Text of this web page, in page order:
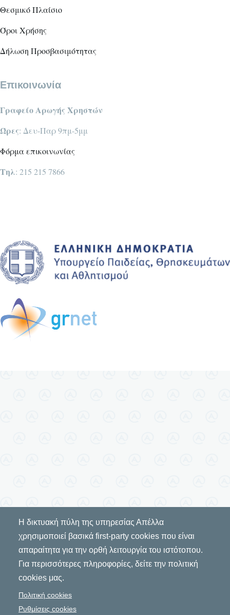
Η δικτυακή πύλη της υπηρεσίας Απέλλα
χρησιμοποιεί βασικά first-party cookies που είναι
απαραίτητα για την ορθή λειτουργία του ιστότοπου.
Για περισσότερες πληροφορίες, δείτε την πολιτική
cookies μας.
Πολιτική cookies
Ρυθμίσεις cookies
Θεσμικό Πλαίσιο
Όροι Χρήσης
Δήλωση Προσβασιμότητας
Επικοινωνία
Γραφείο Αρωγής Χρηστών
Ώρες: Δευ-Παρ 9πμ-5μμ
Φόρμα επικοινωνίας
Τηλ: 215 215 7866